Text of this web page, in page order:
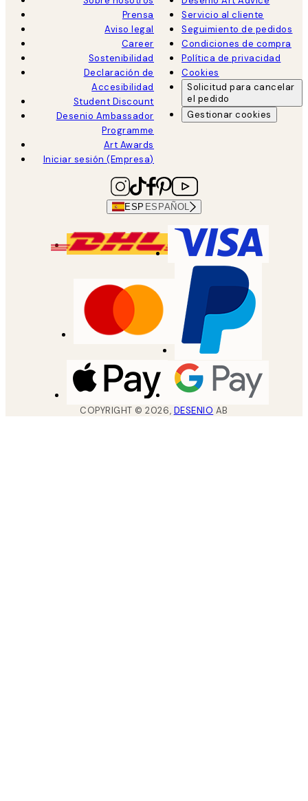
Prensa
Aviso legal
Career
Sostenibilidad
Declaración de
Accesibilidad
Student Discount
Desenio Ambassador
Programme
Art Awards
Iniciar sesión (Empresa)
Servicio al cliente
Seguimiento de pedidos
Condiciones de compra
Política de privacidad
Cookies
Solicitud para cancelar
el pedido
Gestionar cookies
ESP ESPAÑOL
COPYRIGHT ©2026, DESENIO AB